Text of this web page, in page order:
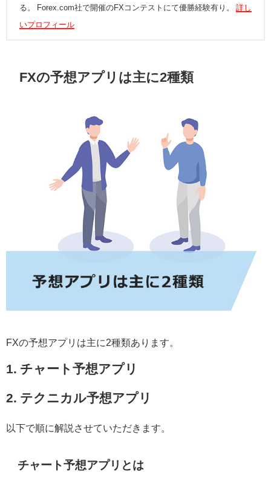
る。 Forex.com社で開催のFXコンテストにて優勝経験有り。 詳し
いプロフィール
FXの予想アプリは主に2種類
FXの予想アプリは主に2種類あります。
1. チャート予想アプリ
2. テクニカル予想アプリ
以下で順に解説させていただきます。
チャート予想アプリとは